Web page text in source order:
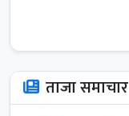
ताजा समाचार